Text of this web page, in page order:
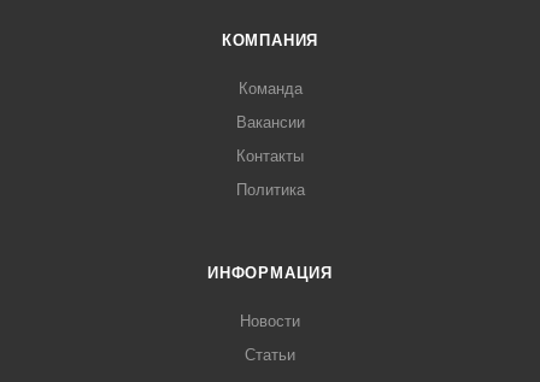
КОМПАНИЯ
Команда
Вакансии
Контакты
Политика
ИНФОРМАЦИЯ
Новости
Статьи